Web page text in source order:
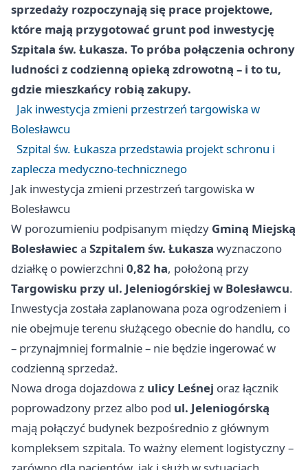
sprzedaży rozpoczynają się prace projektowe,
które mają przygotować grunt pod inwestycję
Szpitala św. Łukasza. To próba połączenia ochrony
ludności z codzienną opieką zdrowotną – i to tu,
gdzie mieszkańcy robią zakupy.
Jak inwestycja zmieni przestrzeń targowiska w
Bolesławcu
Szpital św. Łukasza przedstawia projekt schronu i
zaplecza medyczno‑technicznego
Jak inwestycja zmieni przestrzeń targowiska w
Bolesławcu
W porozumieniu podpisanym między Gminą Miejską
Bolesławiec a Szpitalem św. Łukasza wyznaczono
działkę o powierzchni 0,82 ha, położoną przy
Targowisku przy ul. Jeleniogórskiej w Bolesławcu.
Inwestycja została zaplanowana poza ogrodzeniem i
nie obejmuje terenu służącego obecnie do handlu, co
– przynajmniej formalnie – nie będzie ingerować w
codzienną sprzedaż.
Nowa droga dojazdowa z ulicy Leśnej oraz łącznik
poprowadzony przez albo pod ul. Jeleniogórską
mają połączyć budynek bezpośrednio z głównym
kompleksem szpitala. To ważny element logistyczny –